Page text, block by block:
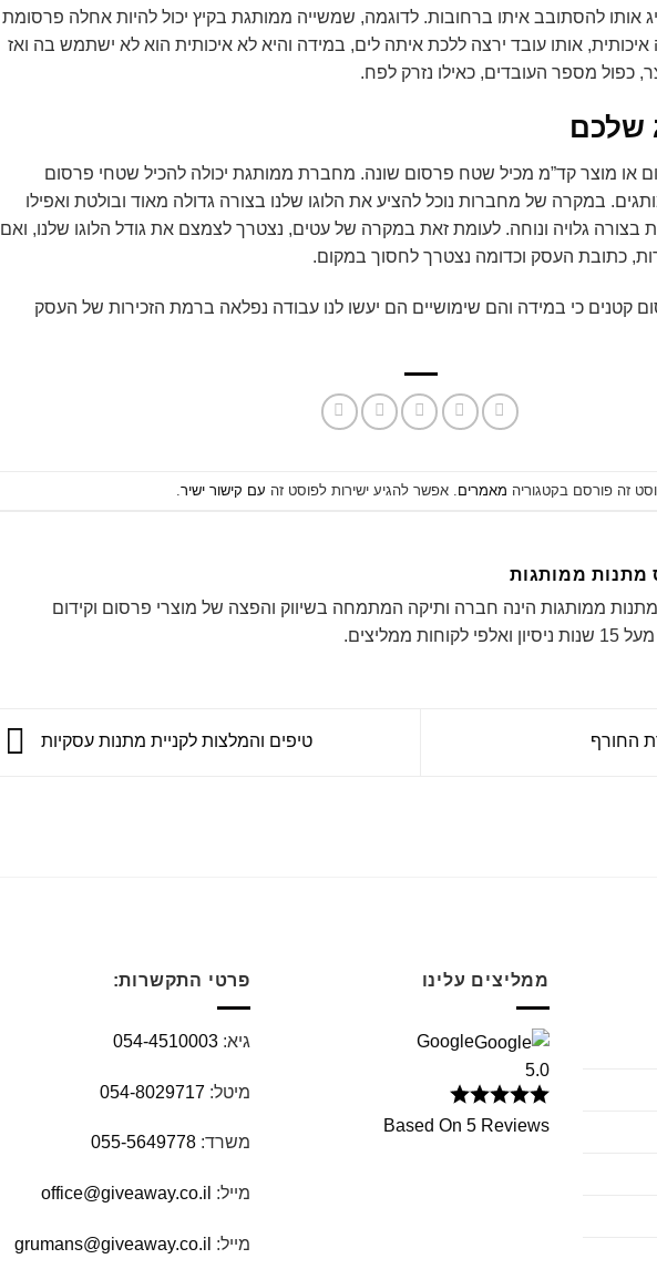
אותו להסתובב איתו ברחובות. לדוגמה, שמשייה ממותגת בקיץ יכול להיות אחלה פרסומת
אותו עובד ירצה ללכת איתה לים, במידה והיא לא איכותית הוא לא ישתמש בה ואז
מספר העובדים, כאילו נזרק לפח.
שלכם
או מוצר קד”מ מכיל שטח פרסום שונה. מחברת ממותגת יכולה להכיל שטחי פרסום
במקרה של מחברות נוכל להציע את הלוגו שלנו בצורה גדולה מאוד ובולטת ואפילו
בצורה גלויה ונוחה. לעומת זאת במקרה של עטים, נצטרך לצמצם את גודל הלוגו שלנו, ואם
כתובת העסק וכדומה נצטרך לחסוך במקום.
קטנים כי במידה והם שימושיים הם יעשו לנו עבודה נפלאה ברמת הזכירות של העסק
זה פורסם בקטגוריה מאמרים . אפשר להגיע ישירות לפוסט זה עם קישור ישיר
מתנות ממותגות
ממותגות הינה חברה ותיקה המתמחה בשיווק והפצה של מוצרי פרסום וקידום
לקוחות ממליצים.
החורף טיפים והמלצות לקניית מתנות עסקיות
ממליצים עלינו
Google
5.0
Based On 5 Reviews
פרטי התקשרות:
גיא: 054-4510003
מיטל: 054-8029717
משרד: 055-5649778
מייל: office@giveaway.co.il
מייל: grumans@giveaway.co.il